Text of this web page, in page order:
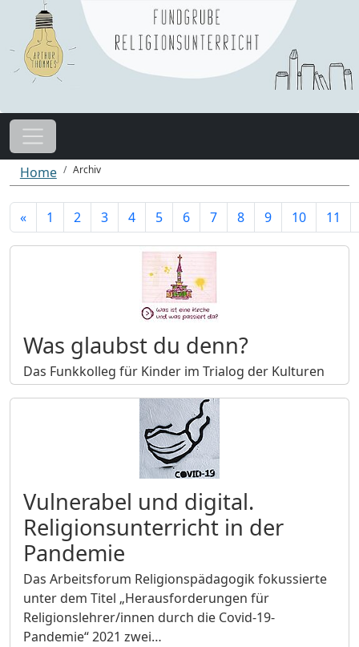
Home Archiv
« 1 2 3 4 5 6 7 8 9 10 11
Was glaubst du denn?
Das Funkkolleg für Kinder im Trialog der Kulturen
Vulnerabel und digital.
Religionsunterricht in der
Pandemie
Das Arbeitsforum Religionspädagogik fokussierte
unter dem Titel „Herausforderungen für
Religionslehrer/innen durch die Covid-19-
Pandemie“ 2021 zwei…